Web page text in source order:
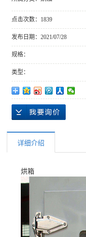
点击次数： 1839
发布日期： 2021/07/28
规格：
类型：
详细介绍
烘箱